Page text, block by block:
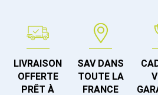
LIVRAISON
OFFERTE
PRÊT À
SAV DANS
TOUTE LA
FRANCE